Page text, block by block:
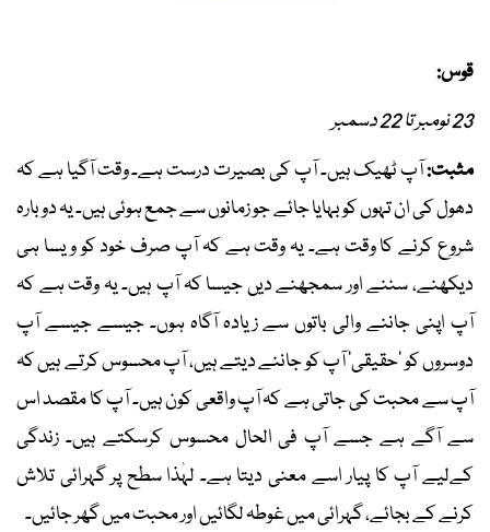
قوس:
23 نومبر تا 22 دسمبر
مثبت:آپ ٹھیک ہیں۔ آپ کی بصیرت درست ہے۔ وقت آگیا ہے کہ
دھول کی ان تہوں کو بہایا جائے جو زمانوں سے جمع ہوئی ہیں۔ یہ دوبارہ
شروع کرنے کا وقت ہے۔ یہ وقت ہے کہ آپ صرف خود کو ویسا ہی
دیکھنے، سننے اور سمجھنے دیں جیسا کہ آپ ہیں۔ یہ وقت ہے کہ
آپ اپنی جاننے والی باتوں سے زیادہ آگاہ ہوں۔ جیسے جیسے آپ
دوسروں کو ’حقیقی‘ آپ کو جاننے دیتے ہیں، آپ محسوس کرتے ہیں کہ
آپ سے محبت کی جاتی ہے کہ آپ واقعی کون ہیں۔ آپ کا مقصد اس
سے آگے ہے جسے آپ فی الحال محسوس کرسکتے ہیں۔ زندگی
کےلیے آپ کا پیار اسے معنی دیتا ہے۔ لہٰذا سطح پر گہرائی تلاش
کرنے کے بجائے، گہرائی میں غوطہ لگائیں اور محبت میں گھر جائیں۔